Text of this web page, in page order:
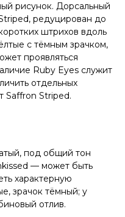
рисунок. Дорсальный
редуцирован до
штрихов вдоль
с тёмным зрачком,
проявляться
Ruby Eyes служит
отдельных
Saffron Striped.
под общий тон
— может быть
характерную
зрачок тёмный; у
отлив.